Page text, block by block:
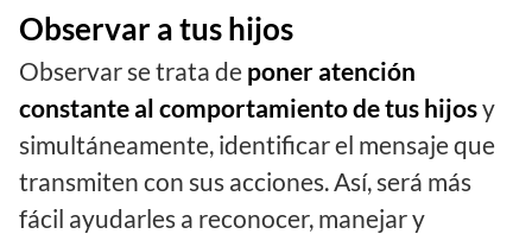
Observar a tus hijos
Observar se trata de poner atención
constante al comportamiento de tus hijosy
simultáneamente, identificar el mensaje que
transmiten con sus acciones. Así, será más
fácil ayudarles a reconocer, manejar y